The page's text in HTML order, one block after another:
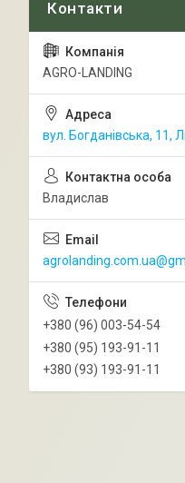
AGRO-LANDING
вул. Богданівська, 11,
Владислав
+380 (96) 003-54-54
+380 (95) 193-91-11
+380 (93) 193-91-11